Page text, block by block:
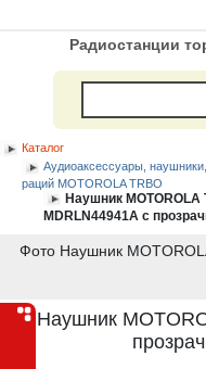
Радиостанции
Каталог
Аудиоаксессуары,
раций MOTOROLA TRBO
Наушник MOTOROLA
MDRLN44941A с
Фото Наушник
Наушник